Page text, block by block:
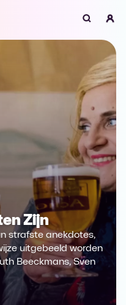
gaat ontdekken,
of hieronder één
browsers
Download
Download
Download
Download
Download
Zijn
strafste anekdotes,
uitgebeeld worden
Beeckmans, Sven